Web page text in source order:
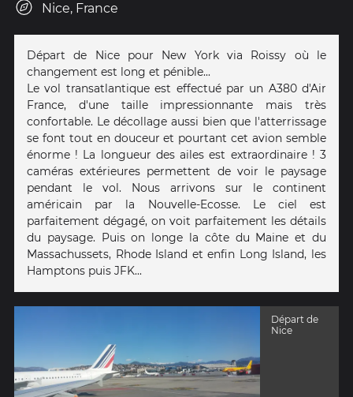
Nice, France
Départ de Nice pour New York via Roissy où le
changement est long et pénible...
Le vol transatlantique est effectué par un A380 d'Air
France, d'une taille impressionnante mais très
confortable. Le décollage aussi bien que l'atterrissage
se font tout en douceur et pourtant cet avion semble
énorme ! La longueur des ailes est extraordinaire ! 3
caméras extérieures permettent de voir le paysage
pendant le vol. Nous arrivons sur le continent
américain par la Nouvelle-Ecosse. Le ciel est
parfaitement dégagé, on voit parfaitement les détails
du paysage. Puis on longe la côte du Maine et du
Massachussets, Rhode Island et enfin Long Island, les
Hamptons puis JFK...
Départ de
Nice